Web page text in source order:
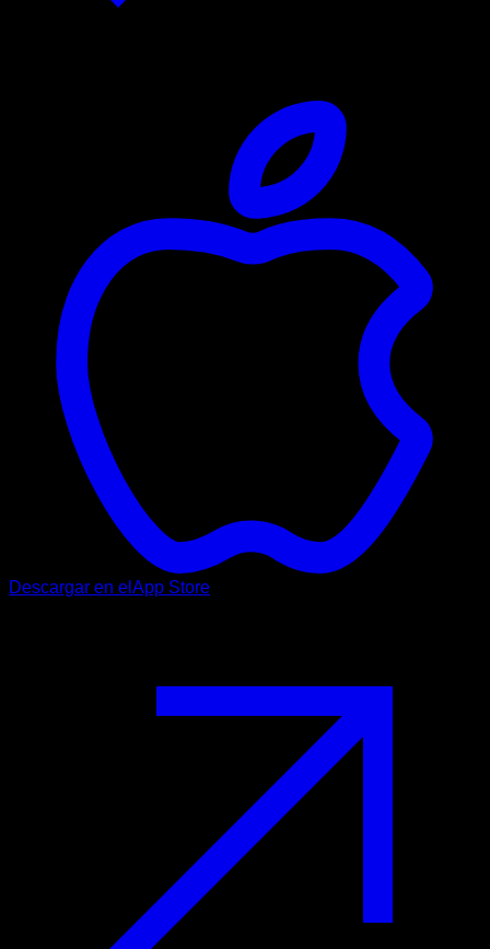
Descargar en el App Store